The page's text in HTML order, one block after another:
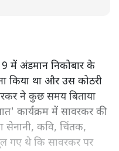
में अंडमान निकोबार के
किया था और उस कोठरी
ने कुछ समय बिताया
कार्यक्रम में सावरकर की
सेनानी, कवि, चिंतक,
गए थे कि सावरकर पर